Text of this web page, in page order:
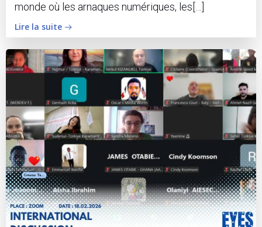
monde où les arnaques numériques, les[…]
Lire la suite